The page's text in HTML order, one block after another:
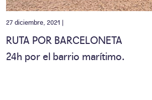
27 diciembre, 2021 |
RUTA POR BARCELONETA
24h por el barrio marítimo.